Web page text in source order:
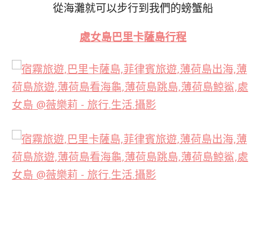
從海灘就可以步行到我們的螃蟹船
處女島巴里卡薩島行程